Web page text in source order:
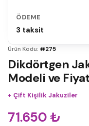
ÖDEME
3 taksit
Ürün Kodu: #275
Dikdörtgen
Modeli ve
+ Çift Kişilik Jakuziler
71.650 ₺